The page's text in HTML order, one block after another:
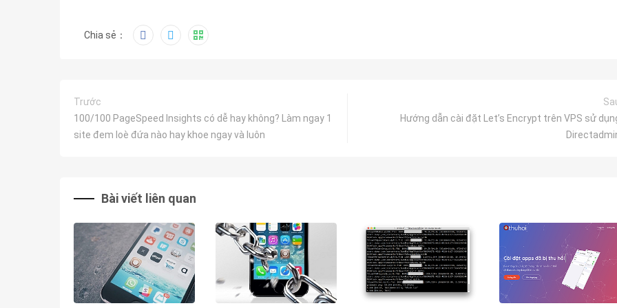
Chia sẻ：
Trước
100/100 PageSpeed Insights có dễ hay không? Làm ngay 1
site đem loè đứa nào hay khoe ngay và luôn
Hướng dẫn cài đặt Let’s Encrypt trên VPS sử
Bài viết liên quan